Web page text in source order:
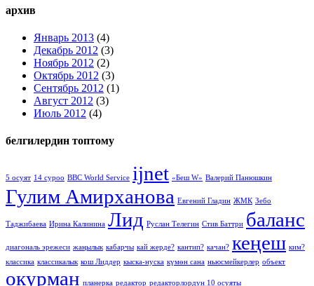
архив
Январь 2013 (4)
Декабрь 2012 (3)
Ноябрь 2012 (2)
Октябрь 2012 (3)
Сентябрь 2012 (1)
Август 2012 (3)
Июль 2012 (4)
белгилердин топтому
5 осуят 14 суроо BBC World Service ijnet «Беш W» Валерий Панюшкин
Гулим Амирханова Евгений Гладин ЖМК Зебо
Таджибаева Ирина Калинина Лид Руслан Телегин Стив Баттри баланс
диагональ эрежеси жаңылык кабарчы кай жерде? кантип? качан? кеңеш ким?
классика классикалык кош Лиддер кыска-нуска күмөн сана ньюсмейкерлер объект
окурман планерка редактор редакторлордун 10 осуяты